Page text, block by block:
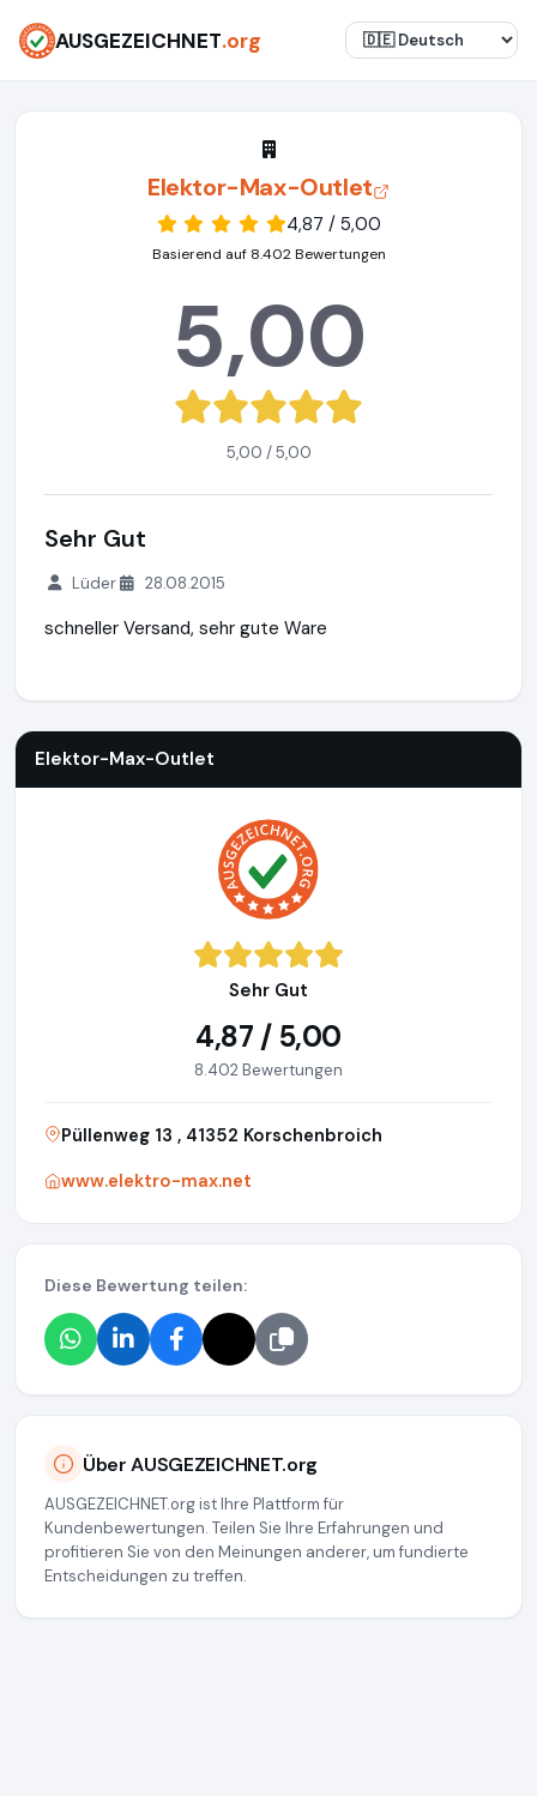
AUSGEZEICHNET.org
Elektor-Max-Outlet
4,87 / 5,00
Basierend auf 8.402 Bewertungen
5,00
5,00 / 5,00
Sehr Gut
Lüder 28.08.2015
schneller Versand, sehr gute Ware
Elektor-Max-Outlet
Sehr Gut
4,87 / 5,00
8.402 Bewertungen
Püllenweg 13 , 41352 Korschenbroich
www.elektro-max.net
Diese Bewertung teilen:
Über AUSGEZEICHNET.org
AUSGEZEICHNET.org ist Ihre Plattform für
Kundenbewertungen. Teilen Sie Ihre Erfahrungen und
profitieren Sie von den Meinungen anderer, um fundierte
Entscheidungen zu treffen.